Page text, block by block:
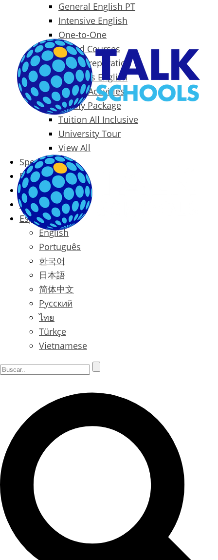
General English PT
Intensive English
One-to-One
Specialized Courses
Exam Preparation
Business English
Packages & Activities
Family Package
Tuition All Inclusive
University Tour
View All
Special Offers
Prices
Blog
Contact
Español
English
Português
한국어
日本語
简体中文
Русский
ไทย
Türkçe
Vietnamese